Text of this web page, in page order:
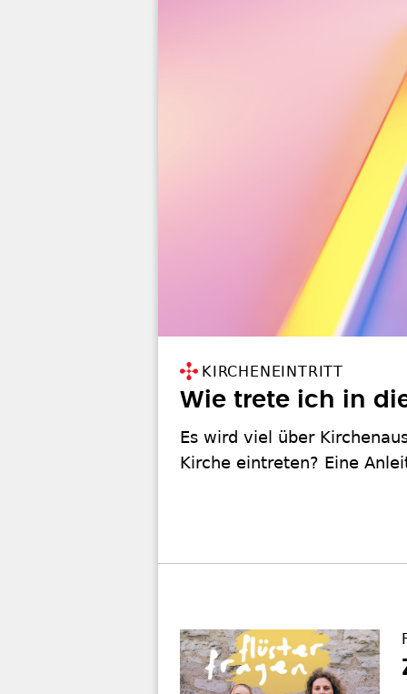
KIRCHENEINTRITT
Wie trete ich in
Es wird viel über
Kirche eintreten? Eine